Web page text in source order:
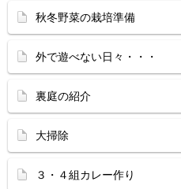
秋冬野菜の栽培準備
外で遊べない日々・・・
裏庭の紹介
大掃除
３・４組カレー作り